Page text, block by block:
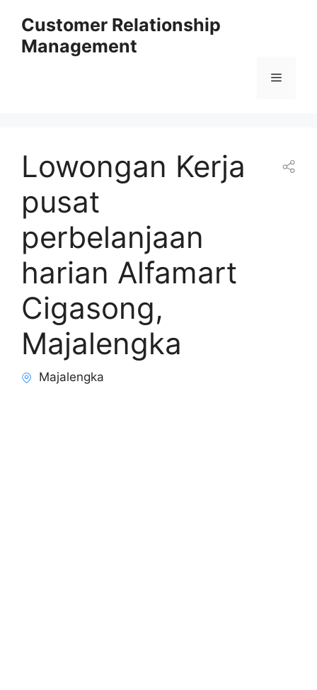
content
Customer Relationship
Management
Menu
Lowongan Kerja
pusat
perbelanjaan
harian Alfamart
Cigasong,
Majalengka
Majalengka